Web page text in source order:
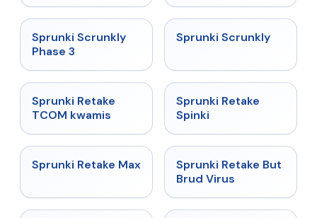
★ 4.7
Sprunki Scrunkly
Phase 3
★ 4.7
Sprunki Scrunkly
★
Sprunki Retake
TCOM kwamis
★
Sprunki Retake
Spinki
★ 4.3
Sprunki Retake Max ★ 4.4
Sprunki Retake But
Brud Virus